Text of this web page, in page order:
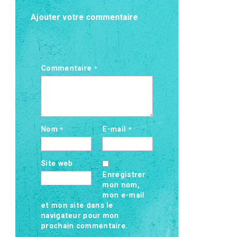
Ajouter votre commentaire
Commentaire *
Nom* E-mail *
Site web
Enregistrer
mon nom,
mon e-mail
et mon site dans le
navigateur pour mon
prochain commentaire.